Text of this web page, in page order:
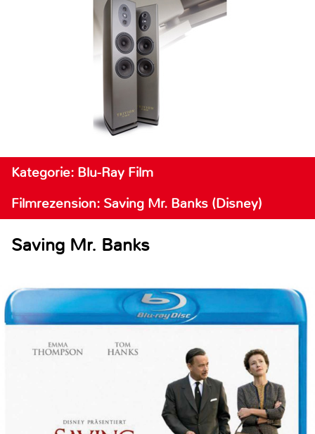
Kategorie: Blu-Ray Film
Filmrezension: Saving Mr. Banks (Disney)
Saving Mr. Banks